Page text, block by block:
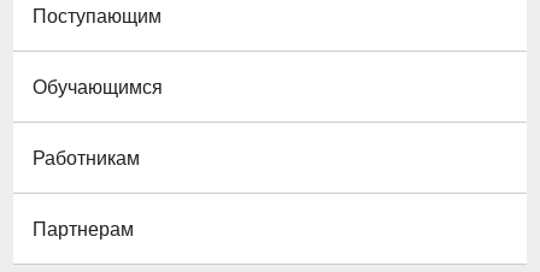
Поступающим
Обучающимся
Работникам
Партнерам